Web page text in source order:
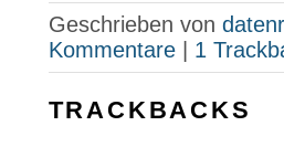
Geschrieben von
Kommentare| 1
TRACKBACKS